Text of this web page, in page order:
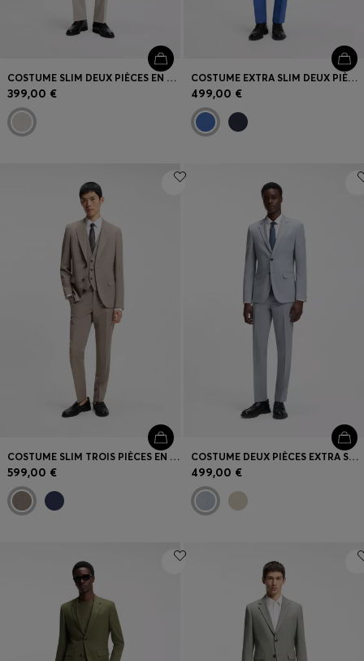
COSTUME SLIM DEUX PIÈCES EN TISSU STRETCH LAVABLE
399,00 €
COSTUME EXTRA SLIM DEUX PIÈCES EN TWILL DE LIN
499,00 €
COSTUME SLIM TROIS PIÈCES EN POPELINE DE LAINE MÉLANGÉE
599,00 €
COSTUME DEUX PIÈCES EXTRA SLIM EN POPELINE DE LAINE MÉLANGÉE
499,00 €